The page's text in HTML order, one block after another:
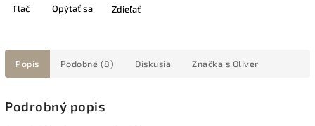
Tlač Opýtať sa Zdieľať
Popis Podobné (8) Diskusia Značka s.Oliver
Podrobný popis